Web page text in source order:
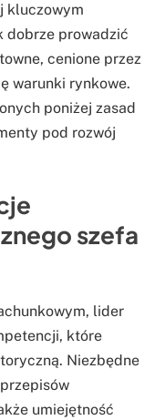
kluczowym
dobrze prowadzić
cenione przez
warunki rynkowe.
poniżej zasad
pod rozwój
szefa
lider
które
Niezbędne
umiejętność